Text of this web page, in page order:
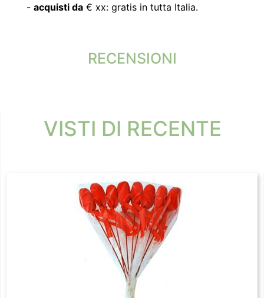
- acquisti da € xx: gratis in tutta Italia.
RECENSIONI
VISTI DI RECENTE